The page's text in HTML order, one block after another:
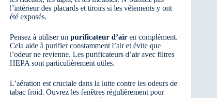
l’intérieur des placards et tiroirs si les vêtements y ont
été exposés.
Pensez à utiliser un purificateur d’air en complément.
Cela aide à purifier constamment l’air et évite que
l’odeur ne revienne. Les purificateurs d’air avec filtres
HEPA sont particulièrement utiles.
L’aération est cruciale dans la lutte contre les odeurs de
tabac froid. Ouvrez les fenêtres régulièrement pour